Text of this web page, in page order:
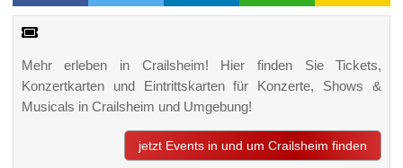
Mehr erleben in Crailsheim! Hier finden Sie Tickets,
Konzertkarten und Eintrittskarten für Konzerte, Shows &
Musicals in Crailsheim und Umgebung!
jetzt Events in und um Crailsheim finden